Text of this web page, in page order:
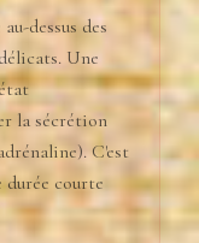
dessus des
Une
la sécrétion
C'est
durée courte